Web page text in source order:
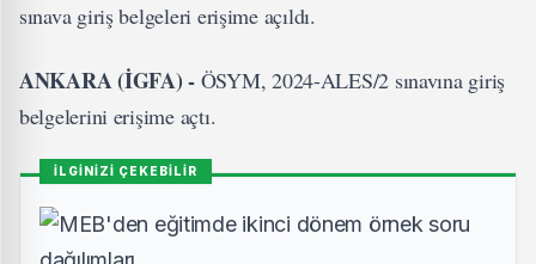
sınava giriş belgeleri erişime açıldı.
ANKARA (İGFA) -ÖSYM, 2024-ALES/2 sınavına giriş
belgelerini erişime açtı.
İLGİNİZİ ÇEKEBİLİR